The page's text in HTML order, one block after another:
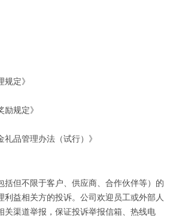
规定》
励规定》
礼品管理办法（试行）》
括但不限于客户、供应商、合作伙伴等）的
利益相关方的投诉。公司欢迎员工或外部人
关渠道举报，保证投诉举报信箱、热线电